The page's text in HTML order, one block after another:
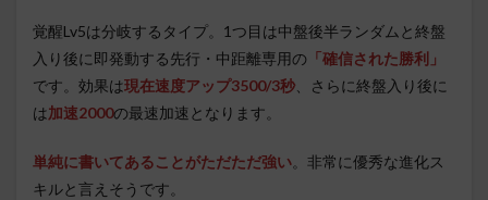
覚醒Lv5は分岐するタイプ。1つ目は中盤後半ランダムと終盤
入り後に即発動する先行・中距離専用の 「確信された勝利」
です。効果は現在速度アップ3500/3秒 、さらに終盤入り後に
は加速2000の最速加速となります。
単純に書いてあることがただただ強い。非常に優秀な進化ス
キルと言えそうです。